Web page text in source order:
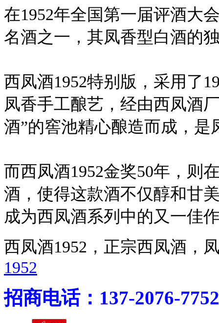
在1952年全国第一届评酒大
名酒之一，其凤香型白酒的
西凤酒1952特别版，采用了
凤香手工酿艺，经由西凤酒
酒”的窖池精心酿造而成，
而西凤酒1952金奖50年，则
酒，使得这款酒不仅醇和甘
成为西凤酒系列中的又一佳
西凤酒1952，正宗西凤酒
1952
招商电话：137-2076-7752